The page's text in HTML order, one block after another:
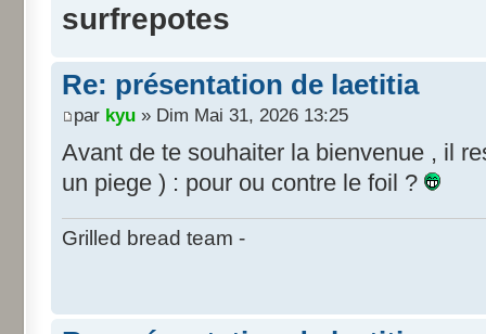
surfrepotes
Re: présentation de laetitia
par kyu » Dim Mai 31, 2026 13:25
Avant de te souhaiter la bienvenue , il
un piege ) : pour ou contre le foil ?
Grilled bread team -